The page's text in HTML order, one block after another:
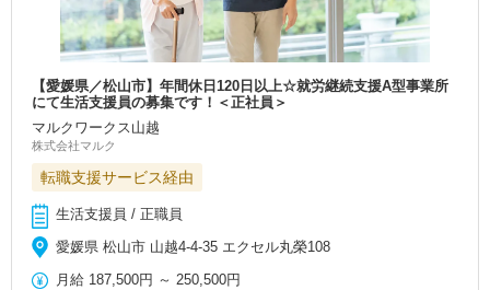
【愛媛県／松山市】年間休日120日以上☆就労継続支援A型事業所
にて生活支援員の募集です！＜正社員＞
マルクワークス山越
株式会社マルク
転職支援サービス経由
生活支援員 / 正職員
愛媛県 松山市 山越4-4-35 エクセル丸榮108
月給 187,500円 ～250,500円